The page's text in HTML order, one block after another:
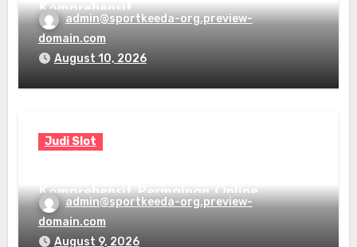
Komprehensif
admin@sportkeeda-org.preview-
domain.com
August 10, 2026
Judi Slot
Komprehensif Permainan Online
admin@sportkeeda-org.preview-
domain.com
August 9, 2026